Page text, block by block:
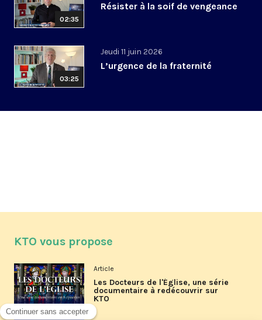
02:35
Résister à la soif de vengeance
03:25
Jeudi 11 juin 2026
L’urgence de la fraternité
KTO vous propose
Article
Les Docteurs de l'Église, une série
documentaire à redécouvrir sur
KTO